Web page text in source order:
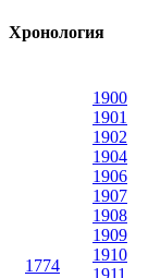
Хронология
1774
1900
1901
1902
1904
1906
1907
1908
1909
1910
1911